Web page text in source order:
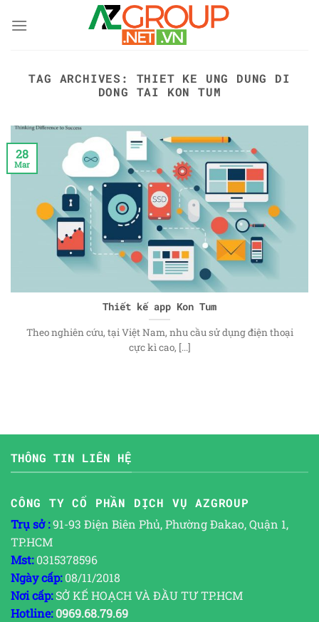
TAG ARCHIVES: THIET KE UNG DUNG DI
DONG TAI KON TUM
Thiết kế app Kon Tum
Theo nghiên cứu, tại Việt Nam, nhu cầu sử dụng điện thoại
cực kì cao, [...]
28
Mar
THÔNG TIN LIÊN HỆ
CÔNG TY CỔ PHẦN DỊCH VỤ AZGROUP
Trụ sở :91-93 Điện Biên Phủ, Phường Đakao, Quận 1,
TP.HCM
Mst:0315378596
Ngày cấp:08/11/2018
Nơi cấp:SỞ KẾ HOẠCH VÀ ĐẦU TƯ TP.HCM
Hotline: 0969.68.79.69